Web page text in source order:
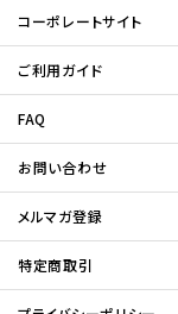
コーポレートサイト
ご利用ガイド
FAQ
お問い合わせ
メルマガ登録
特定商取引